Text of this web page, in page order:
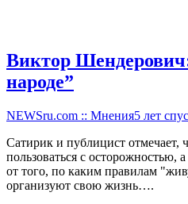
Виктор
народе”
NEWSru.com :: Мнения5 лет
Сатирик и публицист отмечает,
пользоваться с осторожностью,
от того, по каким правилам
организуют свою жизнь….